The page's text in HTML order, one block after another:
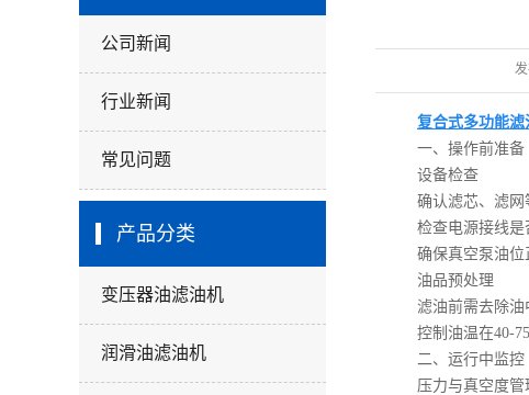
公司新闻
行业新闻
常见问题
产品分类
变压器油滤油机
润滑油滤油机
发
复合式多功能滤
一、操作前准备
设备检查
确认滤芯、滤网等
检查电源接线是否
确保真空泵油位正
油品预处理
滤油前需去除油中
控制油温在40-
二、运行中监控
压力与真空度管